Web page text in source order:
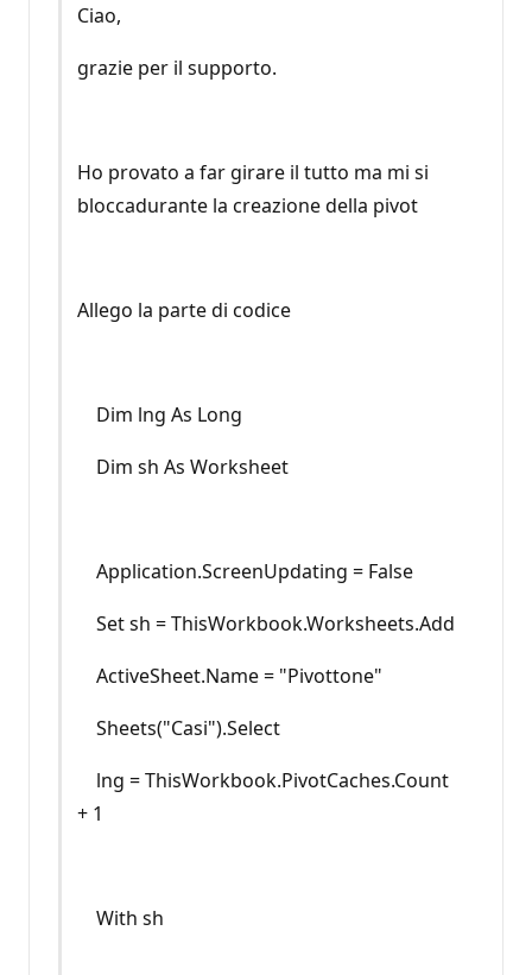
Ciao,
grazie per il supporto.
Ho provato a far girare il tutto ma mi si
bloccadurante la creazione della pivot
Allego la parte di codice
Dim lng As Long
Dim sh As Worksheet
Application.ScreenUpdating = False
Set sh = ThisWorkbook.Worksheets.Add
ActiveSheet.Name = "Pivottone"
Sheets("Casi").Select
lng = ThisWorkbook.PivotCaches.Count
+ 1
With sh